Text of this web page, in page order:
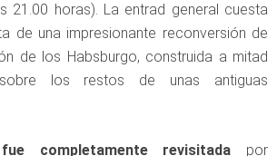
21.00 horas). La entrad general cuesta
de una impresionante reconversión de
de los Habsburgo, construida a mitad
los restos de unas antiguas
completamente revisitada por